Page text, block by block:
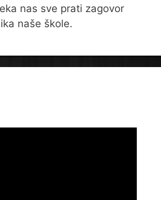
nas sve prati zagovor
naše škole.